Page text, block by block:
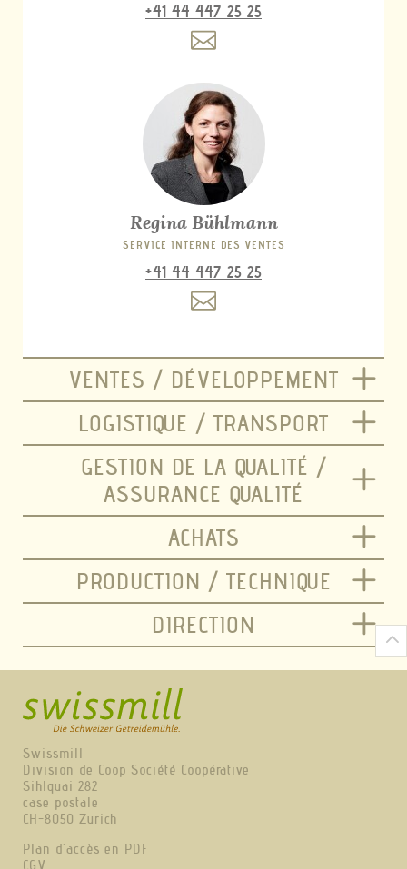
+41 44 447 25 25
Regina Bühlmann
SERVICE INTERNE DES VENTES
+41 44 447 25 25
VENTES / DÉVELOPPEMENT
LOGISTIQUE / TRANSPORT
GESTION DE LA QUALITÉ /
ASSURANCE QUALITÉ
ACHATS
PRODUCTION / TECHNIQUE
DIRECTION
Swissmill
Division de Coop Société Coopérative
Sihlquai 282
case postale
CH-8050 Zurich
Plan d'accès en PDF
CGV